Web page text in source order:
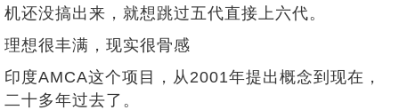
机还没搞出来，就想跳过五代直接上六代。
理想很丰满，现实很骨感
印度AMCA这个项目，从2001年提出概念到现在，
二十多年过去了。